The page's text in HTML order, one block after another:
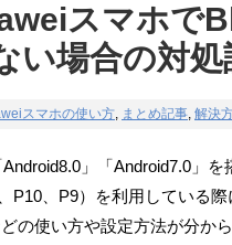
スマホで
い場合の対処
スマホの使い方, まとめ記事, 解決
」「Android7.0」
P10、P9）を利用している
の使い方や設定方法が分か